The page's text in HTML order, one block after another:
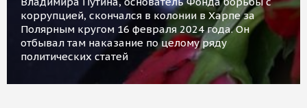
коррупцией, скончался в колонии в Харпе за
Полярным кругом 16 февраля 2024 года. Он
отбывал там наказание по целому ряду
политических статей